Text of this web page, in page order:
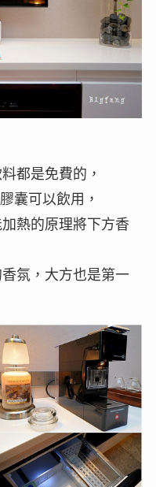
都是免費的，
囊可以飲用，
熱的原理將下方香
氛，大方也是第一